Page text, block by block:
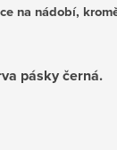
na nádobí,
pásky černá.